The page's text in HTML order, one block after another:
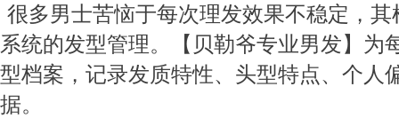
很多男士苦恼于每次理发效果不稳定，
系统的发型管理。【贝勒爷专业男发】为
型档案，记录发质特性、头型特点、个人
据。